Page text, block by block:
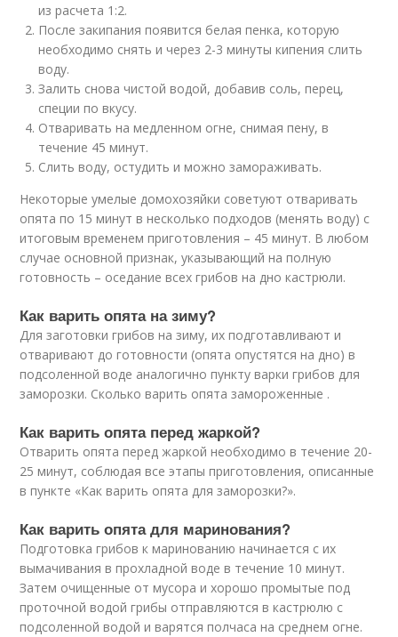
из расчета 1:2.
После закипания появится белая пенка, которую
необходимо снять и через 2-3 минуты кипения слить
воду.
Залить снова чистой водой, добавив соль, перец,
специи по вкусу.
Отваривать на медленном огне, снимая пену, в
течение 45 минут.
Слить воду, остудить и можно замораживать.
Некоторые умелые домохозяйки советуют отваривать
опята по 15 минут в несколько подходов (менять воду) с
итоговым временем приготовления – 45 минут. В любом
случае основной признак, указывающий на полную
готовность – оседание всех грибов на дно кастрюли.
Как варить опята на зиму?
Для заготовки грибов на зиму, их подготавливают и
отваривают до готовности (опята опустятся на дно) в
подсоленной воде аналогично пункту варки грибов для
заморозки. Сколько варить опята замороженные .
Как варить опята перед жаркой?
Отварить опята перед жаркой необходимо в течение 20-
25 минут, соблюдая все этапы приготовления, описанные
в пункте «Как варить опята для заморозки?».
Как варить опята для маринования?
Подготовка грибов к маринованию начинается с их
вымачивания в прохладной воде в течение 10 минут.
Затем очищенные от мусора и хорошо промытые под
проточной водой грибы отправляются в кастрюлю с
подсоленной водой и варятся полчаса на среднем огне.